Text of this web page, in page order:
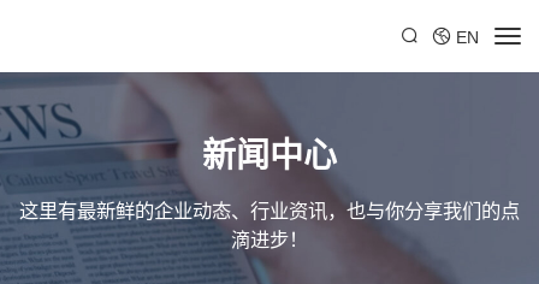
EN
新闻中心
这里有最新鲜的企业动态、行业资讯，也与你分享我们的点
滴进步！